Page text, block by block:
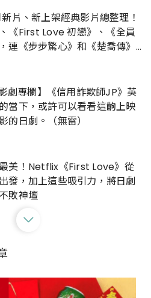
新片、新上架經典影片總整理！
《First Love 初戀》、《全員
連《步步驚心》和《楚喬傳》
劇專欄】《信用詐欺師JP》英
當下，或許可以看看這齣上映
的日劇。（無雷）
美！Netflix《First Love》從
出發，加上這些吸引力，將日劇
敗神壇
實胸肌表誠意，引發少女式尖